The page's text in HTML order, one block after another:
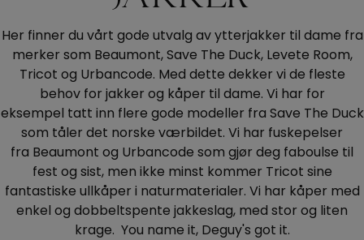
Her finner du vårt gode utvalg av ytterjakker til dame fra
merker som Beaumont, Save The Duck, Levete Room,
Tricot og Urbancode. Med dette dekker vi de fleste
behov for jakker og kåper til dame. Vi har for
eksempel tatt inn flere gode modeller fra Save The Duck
som tåler det norske værbildet. Vi har fuskepelser
fra Beaumont og Urbancode som gjør deg faboulse til
fest og sist, men ikke minst kommer Tricot sine
fantastiske ullkåper i naturmaterialer. Vi har kåper med
enkel og dobbeltspente jakkeslag, med stor og liten
krage. You name it, Deguy's got it.
Kjoler
Strikk
Drakter
Skjørt